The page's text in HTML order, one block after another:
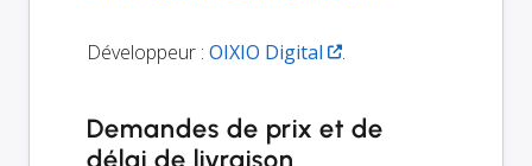
Développeur : OIXIO Digital .
Demandes de prix et de
délai de livraison